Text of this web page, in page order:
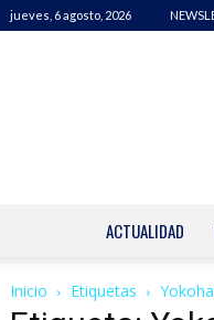
jueves, 6 agosto, 2026
ACTUALIDAD
Inicio Etiquetas